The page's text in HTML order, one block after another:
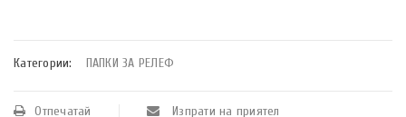
Категории: ПАПКИ ЗА РЕЛЕФ
Отпечатай Изпрати на приятел